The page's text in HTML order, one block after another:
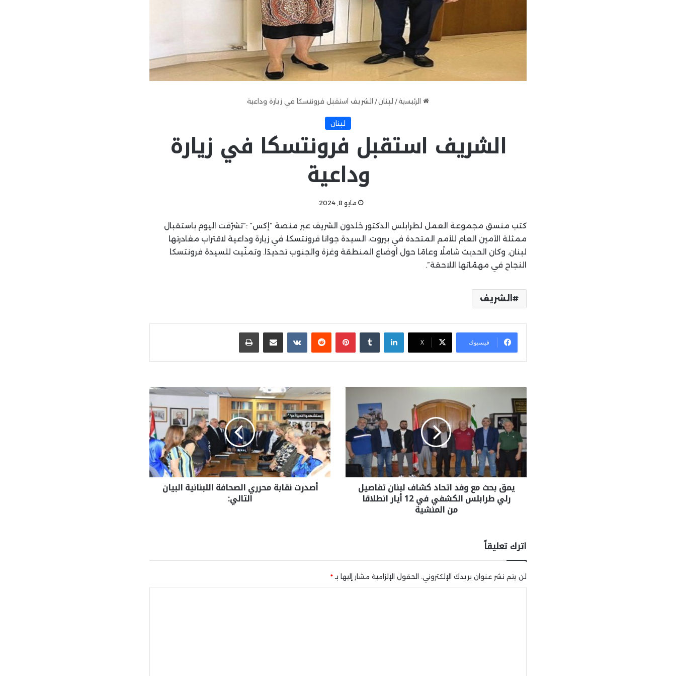
الرئيسية/ لبنان/ الشريف استقبل فرونتسكا في زيارة وداعية
لبنان
الشريف استقبل فرونتسكا في زيارة
وداعية
مايو 8, 2024
كتب منسق مجموعة العمل لطرابلس الدكتور خلدون الشريف عبر منصة “إكس” :”تشرّفت اليوم باستقبال
ممثلة الأمين العام للأمم المتحدة في بيروت، السيدة جوانا فرونتسكا، في زيارة وداعية لاقتراب مغادرتها
لبنان. وكان الحديث شاملًا وعامًا حول أوضاع المنطقة وغزة والجنوب تحديدًا. وتمنّيت للسيدة فرونتسكا
النجاح في مهمّاتها اللاحقة”.
الشريف
فيسبوك X
لينكدإن بينتيريست مشاركة عبر البريد طباعة
يمق بحث مع وفد اتحاد كشاف لبنان تفاصيل
رلي طرابلس الكشفي في 12 أيار انطلاقا
من المنشية
أصدرت نقابة محرري الصحافة اللبنانية البيان
التالي:
اترك تعليقاً
لن يتم نشر عنوان بريدك الإلكتروني. الحقول الإلزامية مشار إليها بـ *